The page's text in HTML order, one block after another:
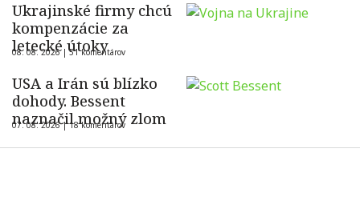
Ukrajinské firmy chcú
kompenzácie za
letecké útoky
08. 08. 2026 |51 komentárov
USA a Irán sú blízko
dohody. Bessent
naznačil možný zlom
07. 08. 2026 |18 komentárov